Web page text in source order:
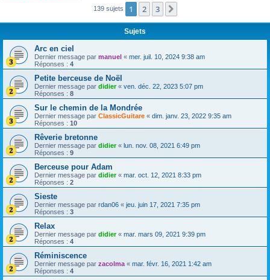
139 sujets 1 2 3
Sujets
Arc en ciel
Dernier message par manuel « mer. juil. 10, 2024 9:38 am
Réponses : 4
Petite berceuse de Noël
Dernier message par didier« ven. déc. 22, 2023 5:07 pm
Réponses : 8
Sur le chemin de la Mondrée
Dernier message par ClassicGuitare « dim. janv. 23, 2022 9:35 am
Réponses : 10
Rêverie bretonne
Dernier message par didier« lun. nov. 08, 2021 6:49 pm
Réponses : 9
Berceuse pour Adam
Dernier message par didier« mar. oct. 12, 2021 8:33 pm
Réponses : 2
Sieste
Dernier message par rdan06 « jeu. juin 17, 2021 7:35 pm
Réponses : 3
Relax
Dernier message par didier« mar. mars 09, 2021 9:39 pm
Réponses : 4
Réminiscence
Dernier message par zacolma « mar. févr. 16, 2021 1:42 am
Réponses : 4